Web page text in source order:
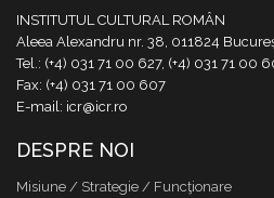
INSTITUTUL CULTURAL ROMÂN
Aleea Alexandru nr. 38, 011824
Tel.: (+4) 031 71 00 627, (+4) 031 71 00
Fax: (+4) 031 71 00 607
E-mail: icr@icr.ro
DESPRE NOI
Misiune / Strategie / Funcţionare